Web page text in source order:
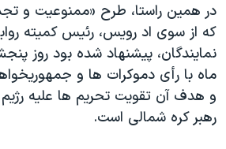
در همین راستا، طرح «ممنوعیت و
که از سوی اد رویس، رئیس کمیته
ماه با رأی دموکرات ها و
و هدف آن تقویت تحریم ها علیه
رهبر کره شمالی است.